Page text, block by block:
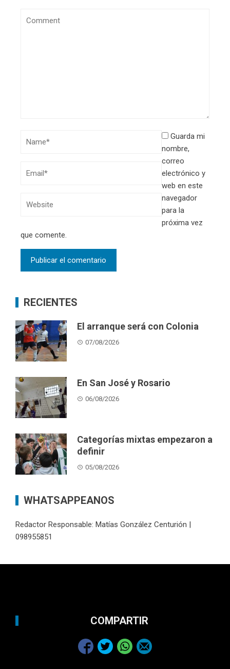
Guarda mi
nombre,
correo
electrónico y
web en este
navegador
para la
próxima vez
que comente.
RECIENTES
El arranque será con Colonia
07/08/2026
En San José y Rosario
06/08/2026
Categorías mixtas empezaron a
definir
05/08/2026
WHATSAPPEANOS
Redactor Responsable: Matías González Centurión |
098955851
COMPARTIR